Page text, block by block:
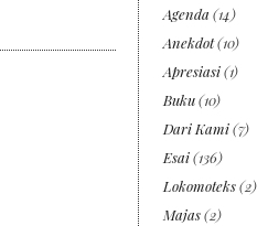
Agenda (14)
Anekdot(10)
Apresiasi(1)
Buku(10)
Dari Kami(7)
Esai(136)
Lokomoteks(2)
Majas(2)